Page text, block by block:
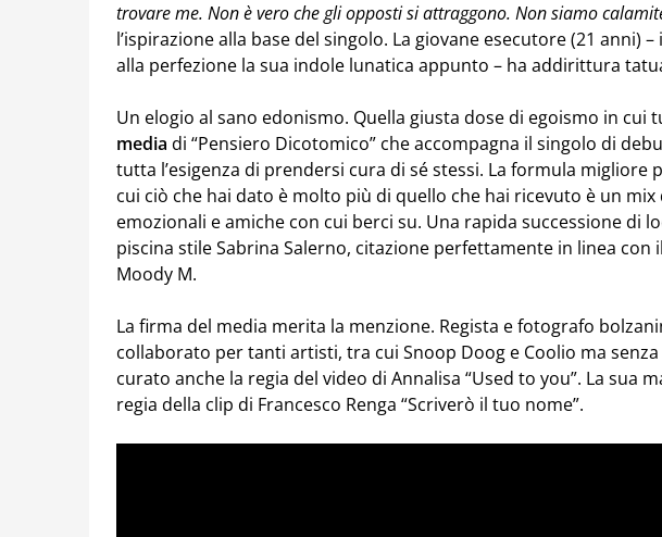
trovare me. Non è vero che gli opposti si attraggono. Non siamo
l’ispirazione alla base del singolo. La giovane esecutore (21 anni)
alla perfezione la sua indole lunatica appunto – ha addirittura
Un elogio al sano edonismo. Quella giusta dose di egoismo in
media di “Pensiero Dicotomico” che accompagna il singolo di
tutta l’esigenza di prendersi cura di sé stessi. La formula migliore
cui ciò che hai dato è molto più di quello che hai ricevuto è un mix
emozionali e amiche con cui berci su. Una rapida successione di
piscina stile Sabrina Salerno, citazione perfettamente in linea con
Moody M.
La firma del media merita la menzione. Regista e fotografo
collaborato per tanti artisti, tra cui Snoop Doog e Coolio ma
curato anche la regia del video di Annalisa “Used to you”. La sua
regia della clip di Francesco Renga “Scriverò il tuo nome”.